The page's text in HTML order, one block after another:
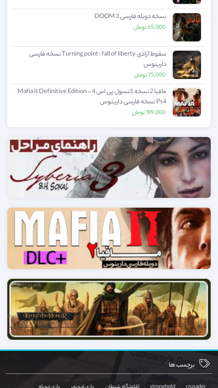
نسخه دوبله فارسی DOOM 3
65,000تومان
سقوط آزادی Turning point : fall of liberty نسخه فارسی
دارینوس
75,000تومان
مافیا 2 نسخه کنسول پی اس 4 – Mafia II Definitive Edition
Ps4 نسخه فارسی دارینوس
199,000تومان
برچسب ها